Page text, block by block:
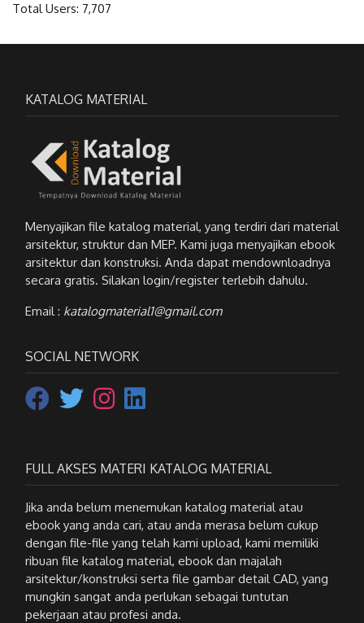
Total Users: 7,707
KATALOG MATERIAL
Menyajikan file katalog material, yang terdiri dari material
arsitektur, struktur dan MEP. Kami juga menyajikan ebook
arsitektur dan konstruksi. Anda dapat mendownloadnya
secara gratis. Silakan login/register terlebih dahulu.
Email : katalogmaterial1@gmail.com
SOCIAL NETWORK
FULL AKSES MATERI KATALOG MATERIAL
Jika anda belum menemukan katalog material atau
ebook yang anda cari, atau anda merasa belum cukup
dengan file-file yang telah kami upload, kami memiliki
ribuan file katalog material, ebook dan majalah
arsitektur/konstruksi serta file gambar detail CAD, yang
mungkin sangat anda perlukan sebagai tuntutan
pekerjaan atau profesi anda.